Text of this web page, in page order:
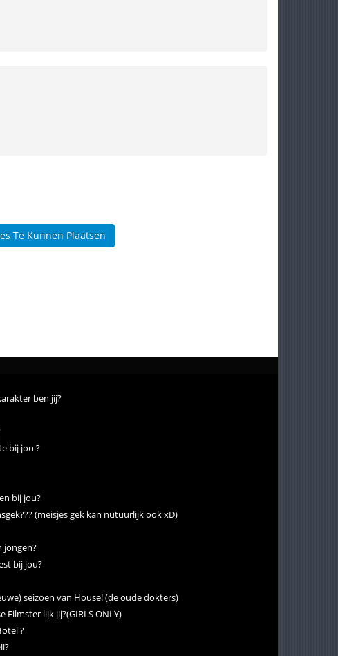
Te Kunnen Plaatsen
ben jij?
bij jou ?
bij jou?
(meisjes gek kan nutuurlijk ook xD)
jongen?
bij jou?
seizoen van House! (de oude dokters)
Filmster lijk jij?(GIRLS ONLY)
?